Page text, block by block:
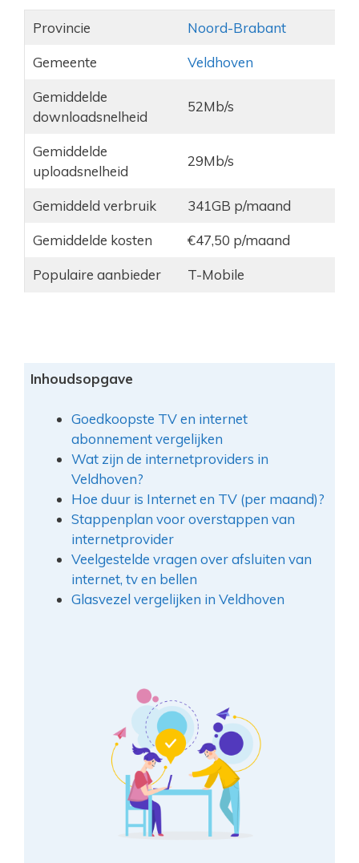
Provincie Noord-Brabant
Gemeente Veldhoven
Gemiddelde
downloadsnelheid
52Mb/s
Gemiddelde
uploadsnelheid
29Mb/s
Gemiddeld verbruik 341GB p/maand
Gemiddelde kosten €47,50 p/maand
Populaire aanbieder T-Mobile
Inhoudsopgave
Goedkoopste TV en internet
abonnement vergelijken
Wat zijn de internetproviders in
Veldhoven?
Hoe duur is Internet en TV (per maand)?
Stappenplan voor overstappen van
internetprovider
Veelgestelde vragen over afsluiten van
internet, tv en bellen
Glasvezel vergelijken in Veldhoven